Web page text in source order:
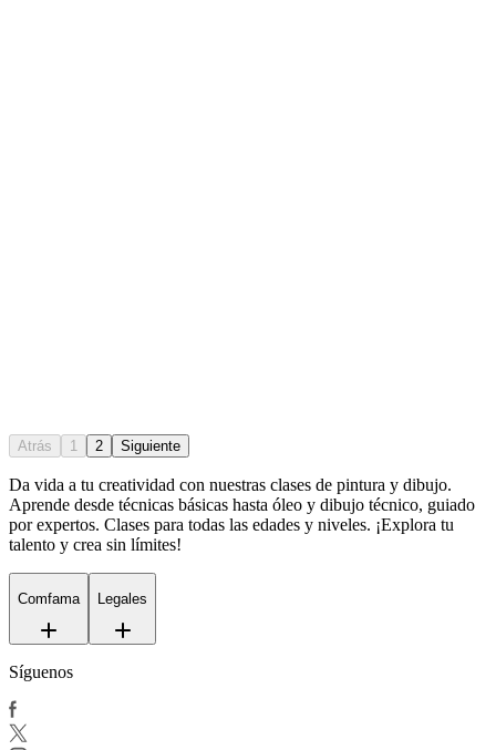
Atrás 1 2 Siguiente
Da vida a tu creatividad con nuestras clases de pintura y dibujo.
Aprende desde técnicas básicas hasta óleo y dibujo técnico, guiado
por expertos. Clases para todas las edades y niveles. ¡Explora tu
talento y crea sin límites!
Comfama Legales
Síguenos